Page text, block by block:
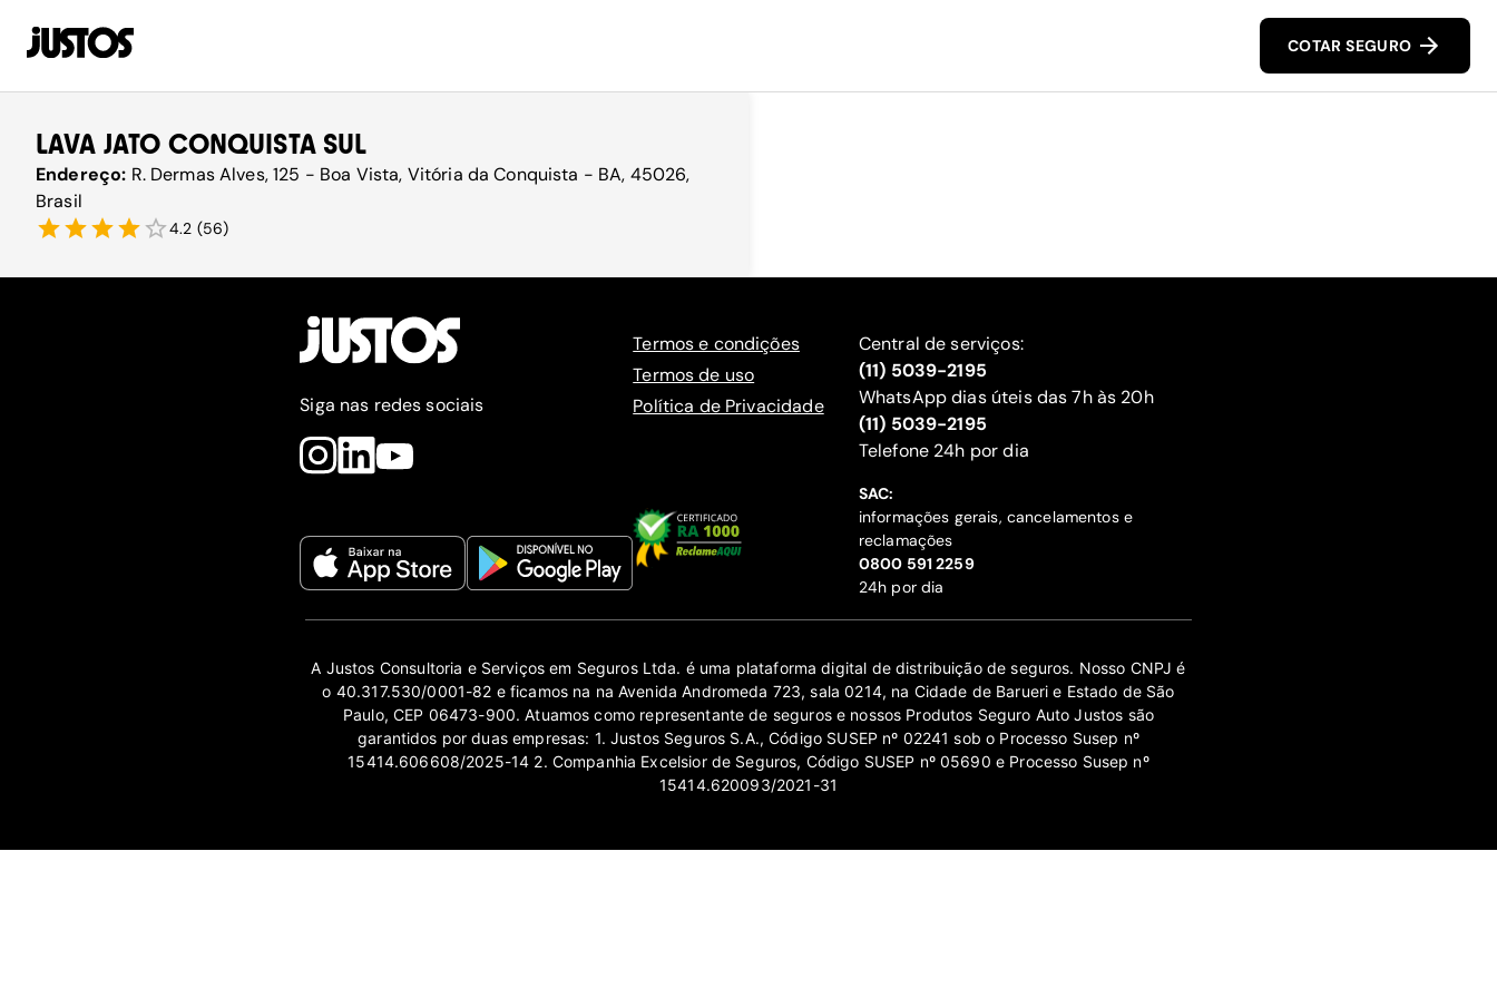
COTAR SEGURO
LAVA JATO CONQUISTA SUL
Endereço: R. Dermas Alves, 125 - Boa Vista, Vitória da Conquista - BA, 45026,
Brasil
4.2 (56)
Siga nas redes sociais
Termos e condições
Termos de uso
Política de Privacidade
Central de serviços:
(11) 5039-2195
WhatsApp dias úteis das 7h às 20h
(11) 5039-2195
‍Telefone 24h por dia
SAC:
informações gerais, cancelamentos e
reclamações
‍0800 591 2259
24h por dia
A Justos Consultoria e Serviços em Seguros Ltda. é uma plataforma digital de distribuição de seguros. Nosso CNPJ é
o 40.317.530/0001-82 e ficamos na na Avenida Andromeda 723, sala 0214, na Cidade de Barueri e Estado de São
Paulo, CEP 06473-900. Atuamos como representante de seguros e nossos Produtos Seguro Auto Justos são
garantidos por duas empresas: 1. Justos Seguros S.A., Código SUSEP nº 02241 sob o Processo Susep nº
15414.606608/2025-14 2. Companhia Excelsior de Seguros, Código SUSEP nº 05690 e Processo Susep nº
15414.620093/2021-31